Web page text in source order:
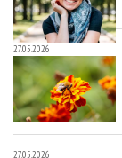
27.05.2026
27.05.2026